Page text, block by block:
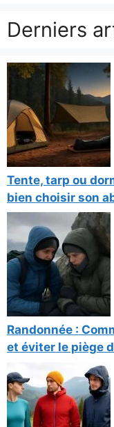
Derniers
Tente, tarp ou
bien choisir son
Randonnée :
et éviter le piège